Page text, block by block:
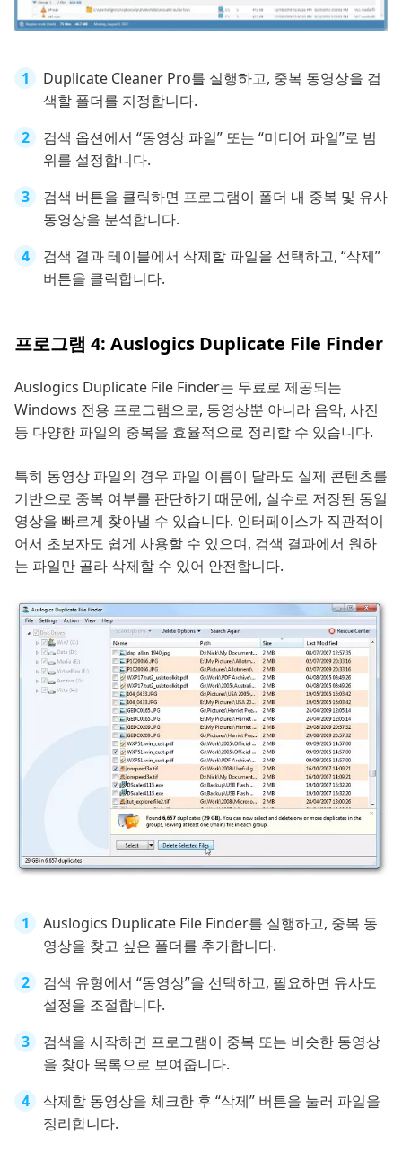
Duplicate Cleaner Pro를 실행하고, 중복 동영상을 검
색할 폴더를 지정합니다.
검색 옵션에서 “동영상 파일” 또는 “미디어 파일”로 범
위를 설정합니다.
검색 버튼을 클릭하면 프로그램이 폴더 내 중복 및 유사
동영상을 분석합니다.
검색 결과 테이블에서 삭제할 파일을 선택하고, “삭제”
버튼을 클릭합니다.
프로그램 4: Auslogics Duplicate File Finder
Auslogics Duplicate File Finder는 무료로 제공되는
Windows 전용 프로그램으로, 동영상뿐 아니라 음악, 사진
등 다양한 파일의 중복을 효율적으로 정리할 수 있습니다.
특히 동영상 파일의 경우 파일 이름이 달라도 실제 콘텐츠를
기반으로 중복 여부를 판단하기 때문에, 실수로 저장된 동일
영상을 빠르게 찾아낼 수 있습니다. 인터페이스가 직관적이
어서 초보자도 쉽게 사용할 수 있으며, 검색 결과에서 원하
는 파일만 골라 삭제할 수 있어 안전합니다.
Auslogics Duplicate File Finder를 실행하고, 중복 동
영상을 찾고 싶은 폴더를 추가합니다.
검색 유형에서 “동영상”을 선택하고, 필요하면 유사도
설정을 조절합니다.
검색을 시작하면 프로그램이 중복 또는 비슷한 동영상
을 찾아 목록으로 보여줍니다.
삭제할 동영상을 체크한 후 “삭제” 버튼을 눌러 파일을
정리합니다.